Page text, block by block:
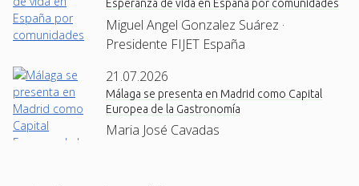
Esperanza de vida en España por comunidades
Miguel Angel Gonzalez Suárez ·
Presidente FIJET España
21.07.2026
Málaga se presenta en Madrid como Capital
Europea de la Gastronomía
Maria José Cavadas